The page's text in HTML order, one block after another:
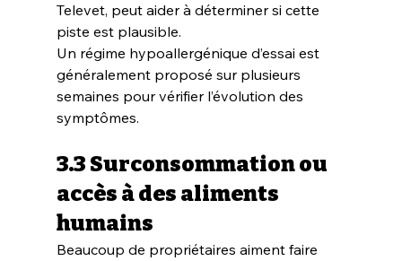
Televet, peut aider à déterminer si cette
piste est plausible.
Un régime hypoallergénique d’essai est
généralement proposé sur plusieurs
semaines pour vérifier l’évolution des
symptômes.
3.3 Surconsommation ou
accès à des aliments
humains
Beaucoup de propriétaires aiment faire